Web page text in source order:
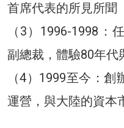
首席代表的所見所聞
（3）1996-1998：
副總裁，體驗80年代
（4）1999至今：
運營，與大陸的資本